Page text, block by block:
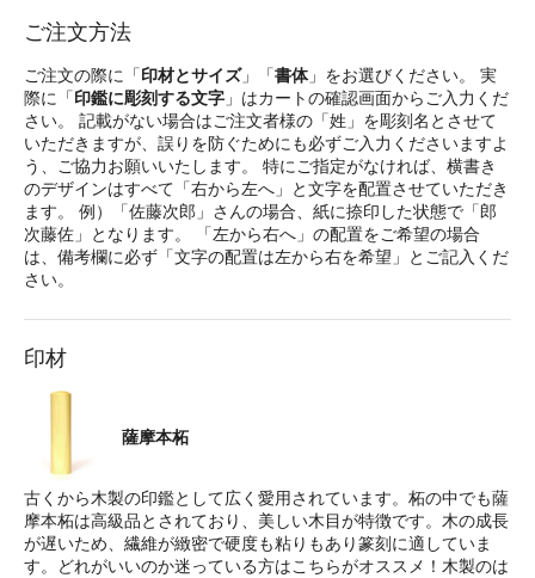
ご注文方法
ご注文の際に「印材とサイズ」「書体」をお選びください。 実
際に「印鑑に彫刻する文字 」はカートの確認画面からご入力くだ
さい。 記載がない場合はご注文者様の「姓」を彫刻名とさせて
いただきますが、誤りを防ぐためにも必ずご入力くださいますよ
う、ご協力お願いいたします。 特にご指定がなければ、横書き
のデザインはすべて「右から左へ」と文字を配置させていただき
ます。 例）「佐藤次郎」さんの場合、紙に捺印した状態で「郎
次藤佐」となります。 「左から右へ」の配置をご希望の場合
は、備考欄に必ず「文字の配置は左から右を希望」とご記入くだ
さい。
印材
薩摩本柘
古くから木製の印鑑として広く愛用されています。柘の中でも薩
摩本柘は高級品とされており、美しい木目が特徴です。木の成長
が遅いため、繊維が緻密で硬度も粘りもあり篆刻に適していま
す。どれがいいのか迷っている方はこちらがオススメ！木製のは